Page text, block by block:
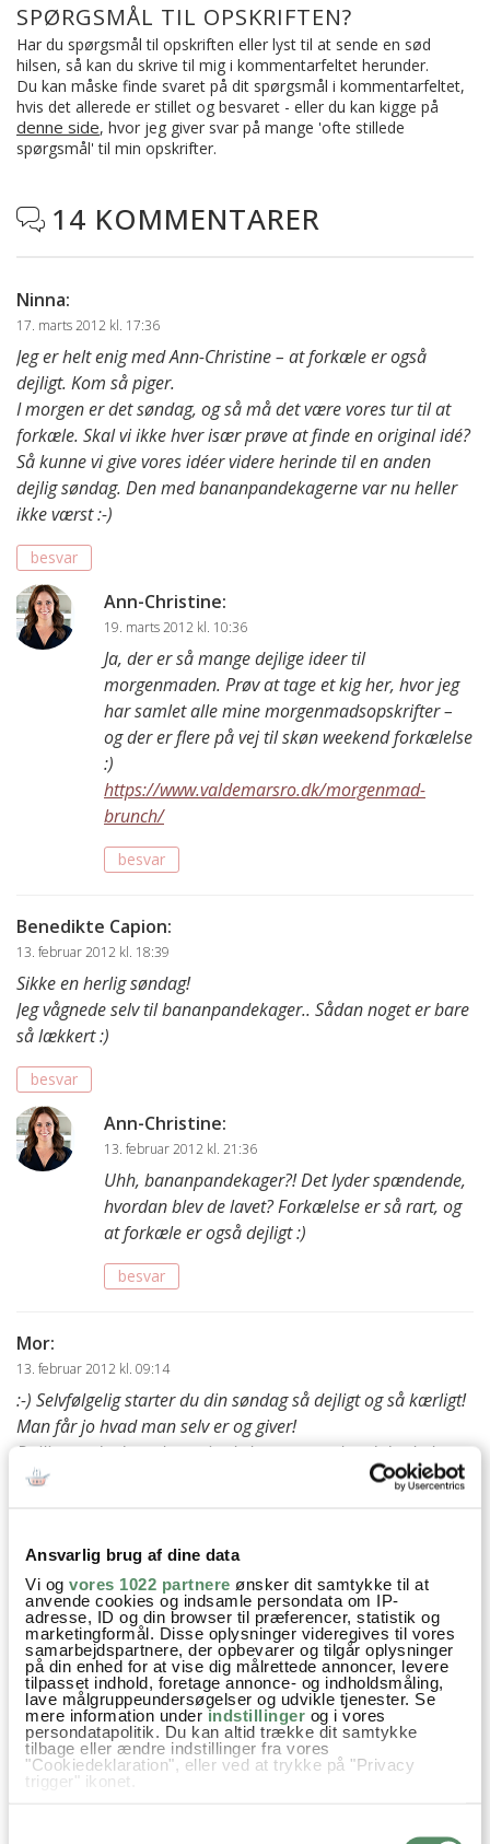
Ansvarlig brug af dine data
Vi og vores 1022 partnere ønsker dit samtykke til at
anvende cookies og indsamle persondata om IP-
adresse, ID og din browser til præferencer, statistik og
marketingformål. Disse oplysninger videregives til vores
samarbejdspartnere, der opbevarer og tilgår oplysninger
på din enhed for at vise dig målrettede annoncer, levere
tilpasset indhold, foretage annonce- og indholdsmåling,
lave målgruppeundersøgelser og udvikle tjenester. Se
mere information under indstillinger og i vores
persondatapolitik. Du kan altid trække dit samtykke
tilbage eller ændre indstillinger fra vores
"Cookiedeklaration", eller ved at trykke på "Privacy
trigger" ikonet.
Indsamle præcise oplysninger om din placering,
SPØRGSMÅL TIL OPSKRIFTEN?
Har du spørgsmål til opskriften eller lyst til at sende en sød
hilsen, så kan du skrive til mig i kommentarfeltet herunder.
Du kan måske finde svaret på dit spørgsmål i kommentarfeltet,
hvis det allerede er stillet og besvaret - eller du kan kigge på
denne side, hvor jeg giver svar på mange 'ofte stillede
spørgsmål' til min opskrifter.
 14 KOMMENTARER
Ninna:
17. marts 2012 kl. 17:36
Jeg er helt enig med Ann-Christine – at forkæle er også
dejligt. Kom så piger.
I morgen er det søndag, og så må det være vores tur til at
forkæle. Skal vi ikke hver især prøve at finde en original idé?
Så kunne vi give vores idéer videre herinde til en anden
dejlig søndag. Den med bananpandekagerne var nu heller
ikke værst :-)
besvar
Ann-Christine:
19. marts 2012 kl. 10:36
Ja, der er så mange dejlige ideer til
morgenmaden. Prøv at tage et kig her, hvor jeg
har samlet alle mine morgenmadsopskrifter –
og der er flere på vej til skøn weekend forkælelse
:)
https://www.valdemarsro.dk/morgenmad-
brunch/
besvar
Benedikte Capion:
13. februar 2012 kl. 18:39
Sikke en herlig søndag!
Jeg vågnede selv til bananpandekager.. Sådan noget er bare
så lækkert :)
besvar
Ann-Christine:
13. februar 2012 kl. 21:36
Uhh, bananpandekager?! Det lyder spændende,
hvordan blev de lavet? Forkælelse er så rart, og
at forkæle er også dejligt :)
besvar
Mor:
13. februar 2012 kl. 09:14
:-) Selvfølgelig starter du din søndag så dejligt og så kærligt!
Man får jo hvad man selv er og giver!
Dejlige er de dage, hvor vi selv bestemmer hvad de skal
indeholde.
Ann-Christine:
13. februar 2012 kl. 09:52
Kram til dig min søde mor :)
besvar
VIS ALLE 14 KOMMENTARER